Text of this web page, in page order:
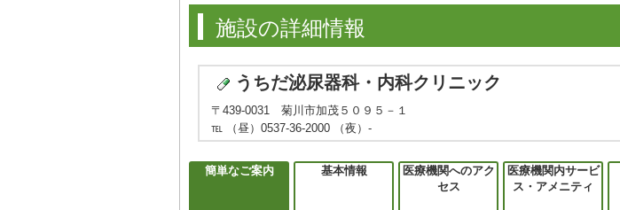
施設の詳細情報
うちだ泌尿器科・内科クリニック
〒439-0031 菊川市加茂５０９５－１
℡ （昼）0537-36-2000 （夜）-
簡単なご案内 基本情報
医療機関へのアク
セス
医療機関内サービ
ス・アメニティ